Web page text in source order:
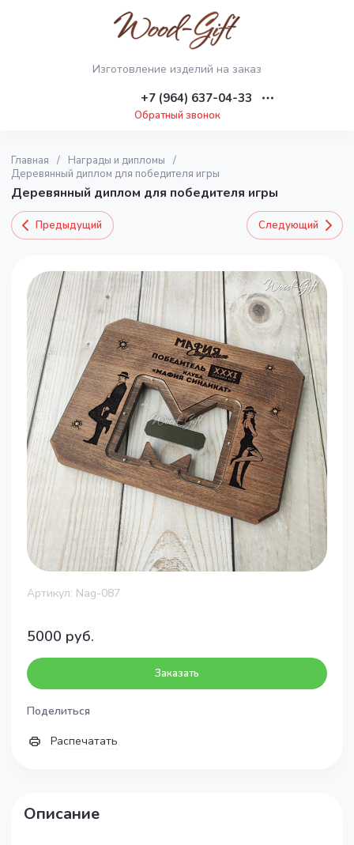
Изготовление изделий на заказ
+7 (964) 637-04-33
Обратный звонок
Главная / Награды и дипломы
/
Деревянный диплом для победителя игры
Деревянный диплом для победителя игры
Предыдущий Следующий
Артикул: Nag-087
5000 руб.
Заказать
Поделиться
Распечатать
Описание